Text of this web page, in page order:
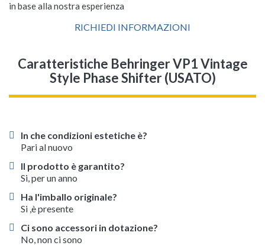
in base alla nostra esperienza
RICHIEDI INFORMAZIONI
Caratteristiche Behringer VP1 Vintage
Style Phase Shifter (USATO)
In che condizioni estetiche è?
Pari al nuovo
Il prodotto è garantito?
Si, per un anno
Ha l'imballo originale?
Si ,è presente
Ci sono accessori in dotazione?
No, non ci sono